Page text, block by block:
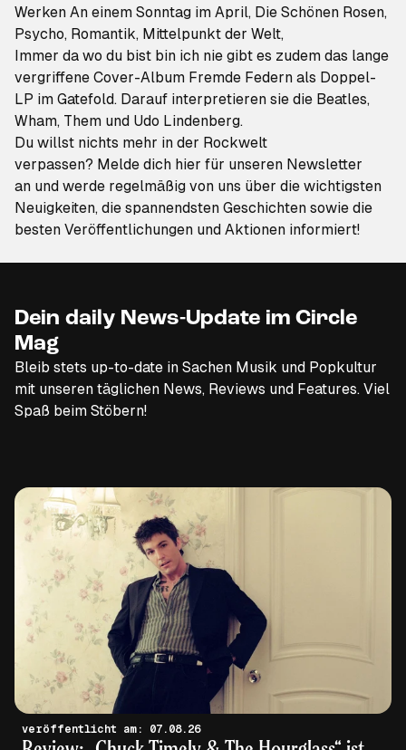
Werken An einem Sonntag im April, Die Schönen Rosen,
Psycho, Romantik, Mittelpunkt der Welt,
Immer da wo du bist bin ich nie gibt es zudem das lange
vergriffene Cover-Album Fremde Federn als Doppel-
LP im Gatefold. Darauf interpretieren sie die Beatles,
Wham, Them und Udo Lindenberg.
Du willst nichts mehr in der Rockwelt
verpassen? Melde dich hier für unseren Newsletter
an und werde regelmäßig von uns über die wichtigsten
Neuigkeiten, die spannendsten Geschichten sowie die
besten Veröffentlichungen und Aktionen informiert!
Dein daily News-Update im Circle
Mag
Bleib stets up-to-date in Sachen Musik und Popkultur
mit unseren täglichen News, Reviews und Features. Viel
Spaß beim Stöbern!
veröffentlicht am: 07.08.26